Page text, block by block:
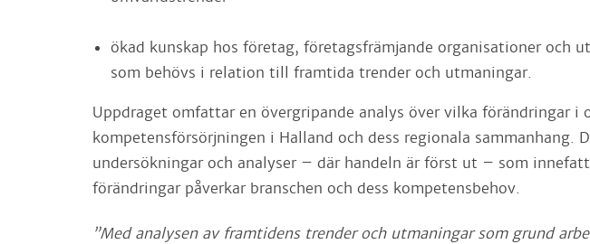
ökad kunskap hos företag, företagsfrämjande organisationer och
som behövs i relation till framtida trender och utmaningar.
Uppdraget omfattar en övergripande analys över vilka förändringar i
kompetensförsörjningen i Halland och dess regionala sammanhang.
undersökningar och analyser – där handeln är först ut – som
förändringar påverkar branschen och dess kompetensbehov.
”Med analysen av framtidens trender och utmaningar som grund